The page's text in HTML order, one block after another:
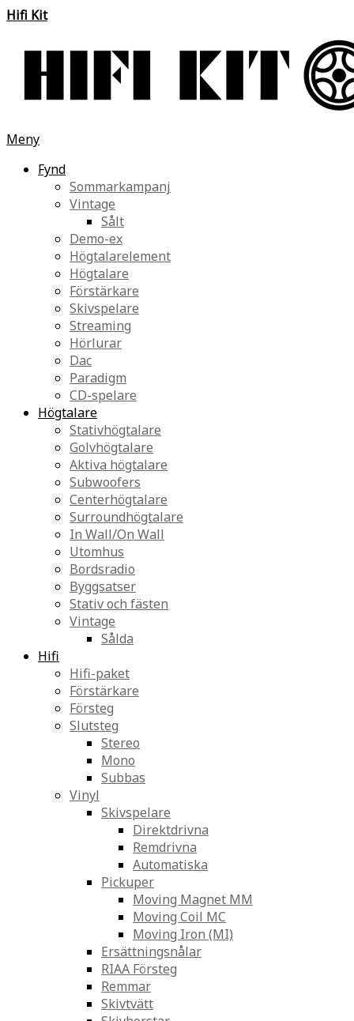
Hifi Kit
Meny
Fynd
Sommarkampanj
Vintage
Sålt
Demo-ex
Högtalarelement
Högtalare
Förstärkare
Skivspelare
Streaming
Hörlurar
Dac
Paradigm
CD-spelare
Högtalare
Stativhögtalare
Golvhögtalare
Aktiva högtalare
Subwoofers
Centerhögtalare
Surroundhögtalare
In Wall/On Wall
Utomhus
Bordsradio
Byggsatser
Stativ och fästen
Vintage
Sålda
Hifi
Hifi-paket
Förstärkare
Försteg
Slutsteg
Stereo
Mono
Subbas
Vinyl
Skivspelare
Direktdrivna
Remdrivna
Automatiska
Pickuper
Moving Magnet MM
Moving Coil MC
Moving Iron (MI)
Ersättningsnålar
RIAA Försteg
Remmar
Skivtvätt